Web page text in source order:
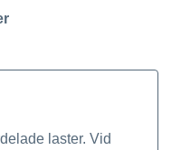
laster. Vid